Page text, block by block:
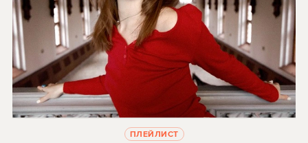
ПЛЕЙЛИСТ